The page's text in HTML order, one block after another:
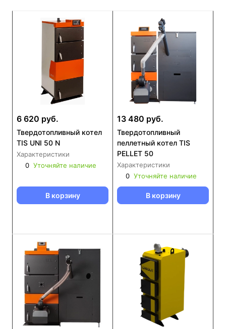
6 620 руб.
Твердотопливный котел
TIS UNI 50 N
Характеристики
0 Уточняйте наличие
В корзину
13 480 руб.
Твердотопливный
пеллетный котел TIS
PELLET 50
Характеристики
0 Уточняйте наличие
В корзину